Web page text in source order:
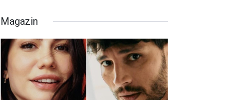
Magazin